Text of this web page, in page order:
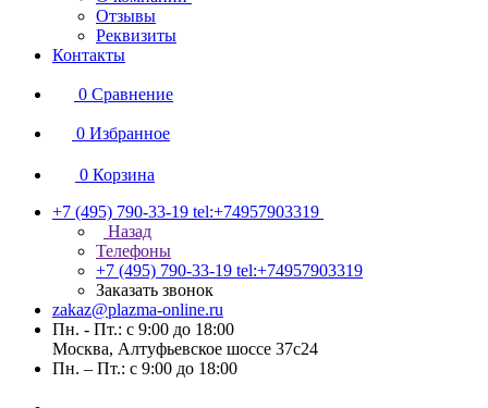
Отзывы
Реквизиты
Контакты
0 Сравнение
0 Избранное
0 Корзина
+7 (495) 790-33-19 tel:+74957903319
Назад
Телефоны
+7 (495) 790-33-19 tel:+74957903319
Заказать звонок
zakaz@plazma-online.ru
Пн. - Пт.: с 9:00 до 18:00
Москва, Алтуфьевское шоссе 37с24
Пн. – Пт.: с 9:00 до 18:00